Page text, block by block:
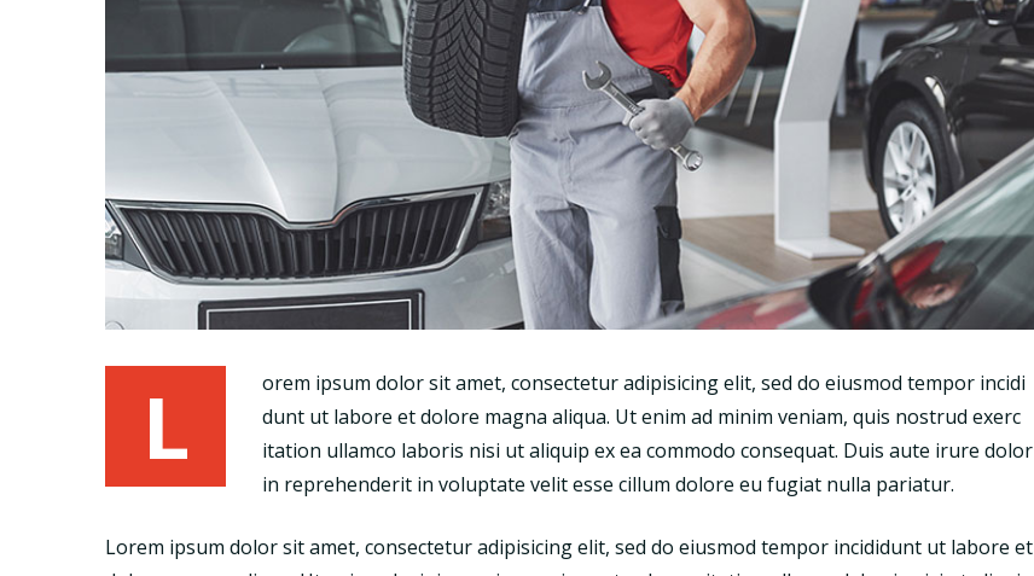
L
orem ipsum dolor sit amet, consectetur adipisicing elit, sed do eiusmod tempor incidi
dunt ut labore et dolore magna aliqua. Ut enim ad minim veniam, quis nostrud exerc
itation ullamco laboris nisi ut aliquip ex ea commodo consequat. Duis aute irure dolor
in reprehenderit in voluptate velit esse cillum dolore eu fugiat nulla pariatur.
Lorem ipsum dolor sit amet, consectetur adipisicing elit, sed do eiusmod tempor incididunt ut labore et